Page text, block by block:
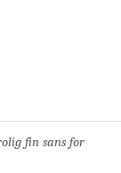
fin sans for